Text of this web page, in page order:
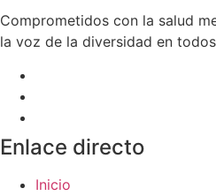
Comprometidos con la salud
la voz de la diversidad en
Enlace directo
Inicio